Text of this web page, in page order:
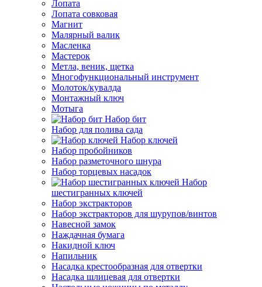
Лопата
Лопата совковая
Магнит
Малярный валик
Масленка
Мастерок
Метла, веник, щетка
Многофункциональный инструмент
Молоток/кувалда
Монтажный ключ
Мотыга
Набор бит
Набор для полива сада
Набор ключей
Набор пробойников
Набор разметочного шнура
Набор торцевых насадок
Набор
шестигранных ключей
Набор экстракторов
Набор экстракторов для шурупов/винтов
Навесной замок
Наждачная бумага
Накидной ключ
Напильник
Насадка крестообразная для отвертки
Насадка шлицевая для отвертки